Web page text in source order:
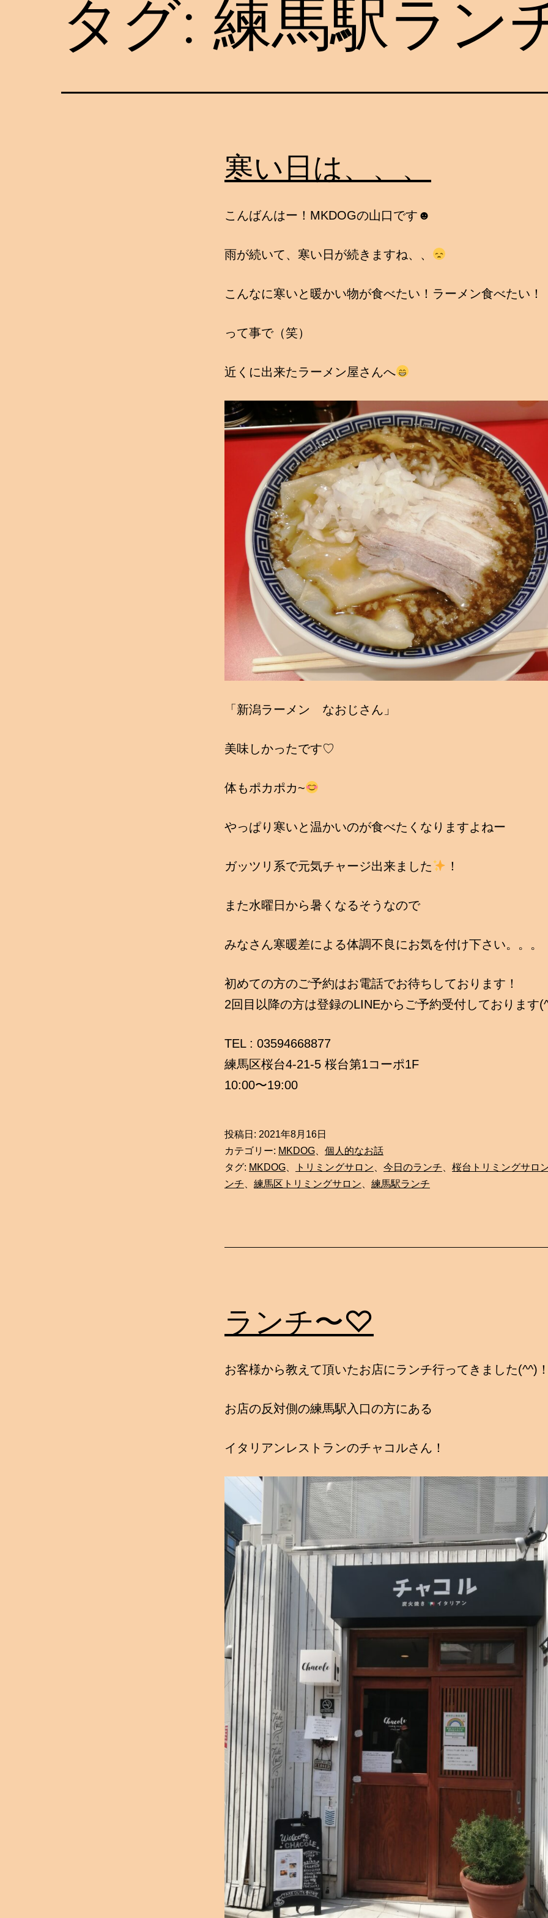
タグ: 練馬駅ラン
寒い日は、、、
こんばんはー！MKDOGの山口です☻
雨が続いて、寒い日が続きますね、、
こんなに寒いと暖かい物が食べたい！ラーメン食べたい！
って事で（笑）
近くに出来たラーメン屋さんへ
「新潟ラーメン なおじさん」
美味しかったです♡
体もポカポカ~
やっぱり寒いと温かいのが食べたくなりますよねー
ガッツリ系で元気チャージ出来ました ！
また水曜日から暑くなるそうなので
みなさん寒暖差による体調不良にお気を付け下さい。。。
初めての方のご予約はお電話でお待ちしております！
2回目以降の方は登録のLINEからご予約受付しております
TEL : 03594668877
練馬区桜台4-21-5 桜台第1コーポ1F
10:00〜19:00
投稿日: 2021年8月16日
カテゴリー: MKDOG
個人的なお話
タグ: MKDOG トリミングサロン 今日のランチ
桜台トリミングサロ
ンチ
練馬区トリミングサロン 練馬駅ランチ
ランチ〜♡
お客様から教えて頂いたお店にランチ行ってきました(^^)
お店の反対側の練馬駅入口の方にある
イタリアンレストランのチャコルさん！